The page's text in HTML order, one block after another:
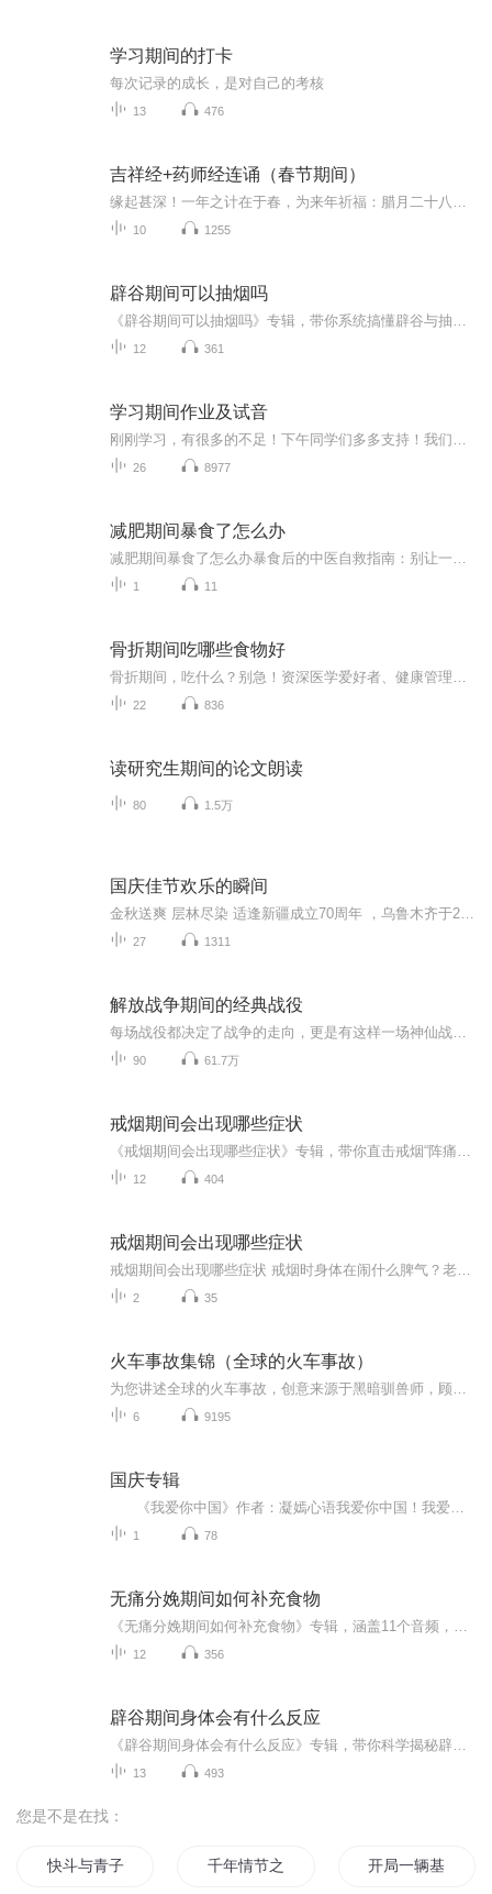
学习期间的打卡
每次记录的成长，是对自己的考核
13 476
吉祥经+药师经连诵（春节期间）
10 1255
辟谷期间可以抽烟吗
12 361
学习期间作业及试音
26 8977
减肥期间暴食了怎么办
1 11
骨折期间吃哪些食物好
22 836
读研究生期间的论文朗读
80 1.5万
国庆佳节欢乐的瞬间
27 1311
解放战争期间的经典战役
90 61.7万
戒烟期间会出现哪些症状
12 404
戒烟期间会出现哪些症状
2 35
火车事故集锦（全球的火车事故）
6 9195
国庆专辑
1 78
无痛分娩期间如何补充食物
12 356
辟谷期间身体会有什么反应
13 493
您是不是在找：
快斗与青子的情人节 千年情节之三生三世 开局一辆基地车